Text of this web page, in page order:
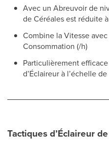
Avec un Abreuvoir de
de Céréales est réduite
Combine la Vitesse
Consommation (/h)
Particulièrement
d’Éclaireur à l’échelle
Tactiques d’Éclaireur